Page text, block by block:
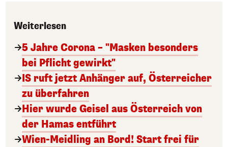
Weiterlesen
5 Jahre Corona – "Masken besonders
bei Pflicht gewirkt"
IS ruft jetzt Anhänger auf, Österreicher
zu überfahren
Hier wurde Geisel aus Österreich von
der Hamas entführt
Wien-Meidling an Bord! Start frei für